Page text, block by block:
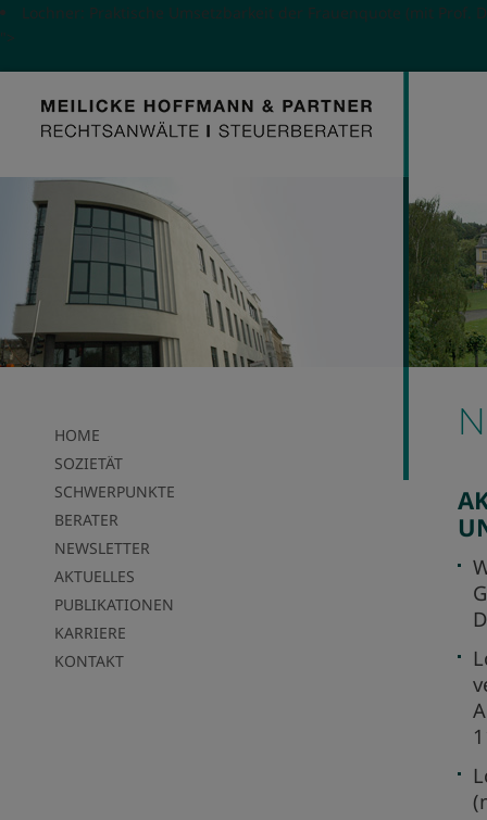
Lochner: Praktische Umsetzbarkeit der Frauenquote (mit Prof.
">
HOME
SOZIETÄT
SCHWERPUNKTE
BERATER
NEWSLETTER
AKTUELLES
PUBLIKATIONEN
KARRIERE
KONTAKT